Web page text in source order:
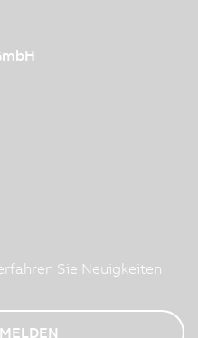
Sie Neuigkeiten